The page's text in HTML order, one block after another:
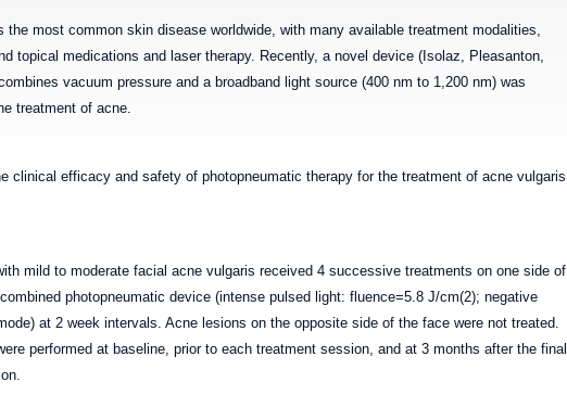
the most common skin disease worldwide, with many available treatment modalities,
topical medications and laser therapy. Recently, a novel device (Isolaz, Pleasanton,
vacuum pressure and a broadband light source (400 nm to 1,200 nm) was
treatment of acne.
clinical efficacy and safety of photopneumatic therapy for the treatment of acne vulgaris
mild to moderate facial acne vulgaris received 4 successive treatments on one side of
photopneumatic device (intense pulsed light: fluence=5.8 J/cm(2); negative
at 2 week intervals. Acne lesions on the opposite side of the face were not treated.
performed at baseline, prior to each treatment session, and at 3 months after the final